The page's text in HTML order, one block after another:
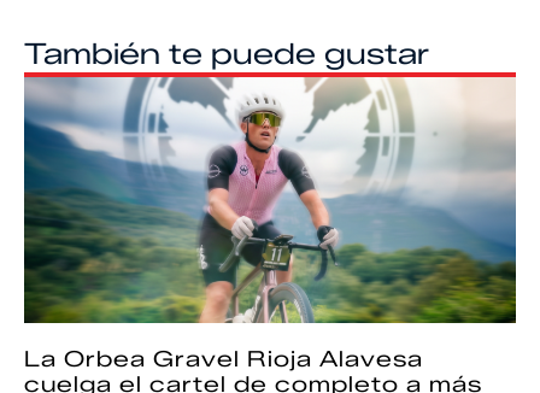
También te puede gustar
La Orbea Gravel Rioja Alavesa
cuelga el cartel de completo a más